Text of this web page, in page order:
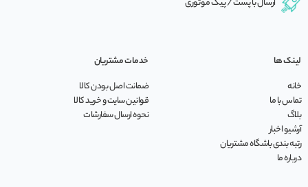
ارسال با پست / پیک موتوری
لینک ها
خانه
تماس با ما
بلاگ
آرشیو اخبار
رتبه بندی باشگاه مشتریان
درباره ما
خدمات مشتریان
ضمانت اصل بودن کالا
قوانین سایت و خرید کالا
نحوه ارسال سفارشات